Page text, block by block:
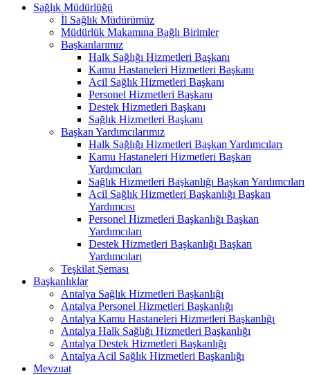
Sağlık Müdürlüğü
İl Sağlık Müdürümüz
Müdürlük Makamına Bağlı Birimler
Başkanlarımız
Halk Sağlığı Hizmetleri Başkanı
Kamu Hastaneleri Hizmetleri Başkanı
Acil Sağlık Hizmetleri Başkanı
Personel Hizmetleri Başkanı
Destek Hizmetleri Başkanı
Sağlık Hizmetleri Başkanı
Başkan Yardımcılarımız
Halk Sağlığı Hizmetleri Başkan Yardımcıları
Kamu Hastaneleri Hizmetleri Başkan
Yardımcıları
Sağlık Hizmetleri Başkanlığı Başkan Yardımcıları
Acil Sağlık Hizmetleri Başkanlığı Başkan
Yardımcısı
Personel Hizmetleri Başkanlığı Başkan
Yardımcıları
Destek Hizmetleri Başkanlığı Başkan
Yardımcıları
Teşkilat Şeması
Başkanlıklar
Antalya Sağlık Hizmetleri Başkanlığı
Antalya Personel Hizmetleri Başkanlığı
Antalya Kamu Hastaneleri Hizmetleri Başkanlığı
Antalya Halk Sağlığı Hizmetleri Başkanlığı
Antalya Destek Hizmetleri Başkanlığı
Antalya Acil Sağlık Hizmetleri Başkanlığı
Mevzuat